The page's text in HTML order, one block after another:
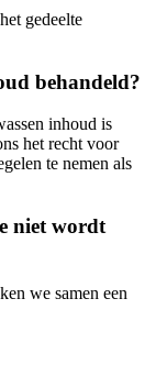
gedeelte
behandeld?
inhoud is
het recht voor
te nemen als
niet wordt
we samen een